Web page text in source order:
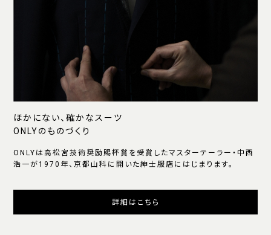
ほかにない、確かなスーツ
ONLYのものづくり
ONLYは高松宮技術奨励賜杯賞を受賞したマスターテーラー・中西
浩一が1970年、京都山科に開いた紳士服店にはじまります。
詳細はこちら